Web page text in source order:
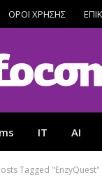
ΟΡΟΙ ΧΡΗΣΗΣ
IT AI
Tagged "EnzyQuest"